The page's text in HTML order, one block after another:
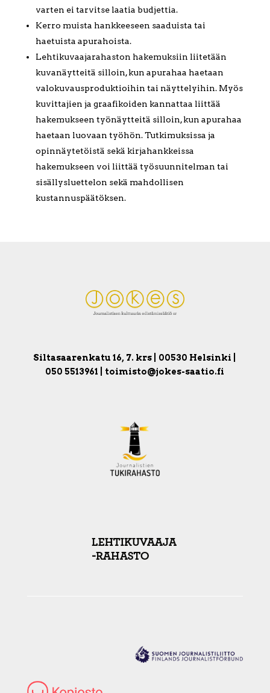
varten ei tarvitse laatia budjettia.
Kerro muista hankkeeseen saaduista tai
haetuista apurahoista.
Lehtikuvaajarahaston hakemuksiin liitetään
kuvanäytteitä silloin, kun apurahaa haetaan
valokuvausproduktioihin tai näyttelyihin. Myös
kuvittajien ja graafikoiden kannattaa liittää
hakemukseen työnäytteitä silloin, kun apurahaa
haetaan luovaan työhön. Tutkimuksissa ja
opinnäytetöistä sekä kirjahankkeissa
hakemukseen voi liittää työsuunnitelman tai
sisällysluettelon sekä mahdollisen
kustannuspäätöksen.
Siltasaarenkatu 16, 7. krs | 00530 Helsinki |
050 5513961 | toimisto@jokes-saatio.fi